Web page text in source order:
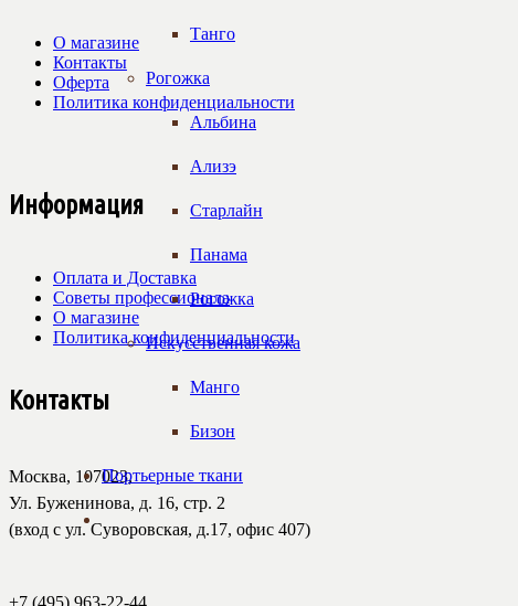
Танго
Рогожка
Альбина
Ализэ
Старлайн
Панама
Рогожка
Искусственная кожа
Манго
Бизон
Портьерные ткани
О магазине
Контакты
Оферта
Политика конфиденциальности
Информация
Оплата и Доставка
Советы профессионала
О магазине
Политика конфиденциальности
Контакты
Москва, 107023,
Ул. Буженинова, д. 16, стр. 2
(вход с ул. Суворовская, д.17, офис 407)
+7 (495) 963-22-44